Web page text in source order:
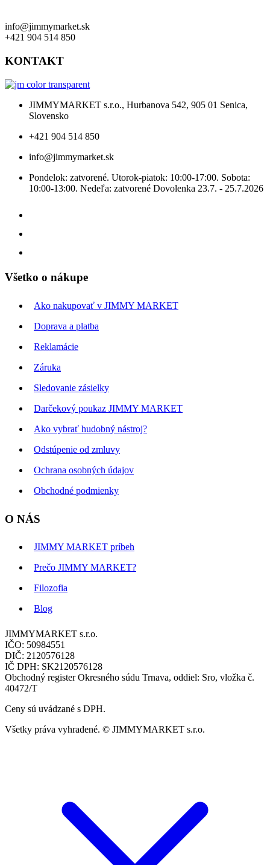
info@jimmymarket.sk
+421 904 514 850
KONTAKT
JIMMYMARKET s.r.o., Hurbanova 542, 905 01 Senica,
Slovensko
+421 904 514 850
info@jimmymarket.sk
Pondelok: zatvorené. Utorok-piatok: 10:00-17:00. Sobota:
10:00-13:00. Nedeľa: zatvorené Dovolenka 23.7. - 25.7.2026
Všetko o nákupe
Ako nakupovať v JIMMY MARKET
Doprava a platba
Reklamácie
Záruka
Sledovanie zásielky
Darčekový poukaz JIMMY MARKET
Ako vybrať hudobný nástroj?
Odstúpenie od zmluvy
Ochrana osobných údajov
Obchodné podmienky
O NÁS
JIMMY MARKET príbeh
Prečo JIMMY MARKET?
Filozofia
Blog
JIMMYMARKET s.r.o.
IČO: 50984551
DIČ: 2120576128
IČ DPH: SK2120576128
Obchodný register Okresného súdu Trnava, oddiel: Sro, vložka č.
40472/T
Ceny sú uvádzané s DPH.
Všetky práva vyhradené. © JIMMYMARKET s.r.o.